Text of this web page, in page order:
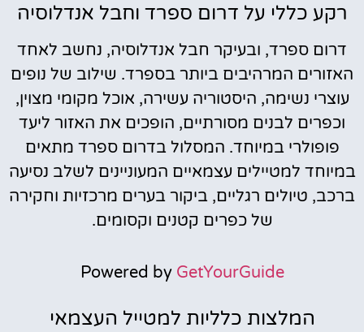
רקע כללי על דרום ספרד וחבל אנדלוסיה
דרום ספרד, ובעיקר חבל אנדלוסיה, נחשב לאחד
האזורים המרהיבים ביותר בספרד. שילוב של נופים
עוצרי נשימה, היסטוריה עשירה, אוכל מקומי מצוין,
וכפרים לבנים מסורתיים, הופכים את האזור ליעד
פופולרי במיוחד. המסלול בדרום ספרד מתאים
במיוחד למטיילים עצמאיים המעוניינים לשלב נסיעה
ברכב, טיולים רגליים, ביקור בערים מרכזיות וחקירה
של כפרים קטנים וקסומים.
Powered by GetYourGuide
המלצות כלליות למטייל העצמאי